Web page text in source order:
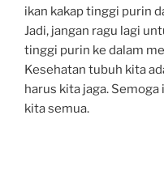
ikan kakap tinggi purin
Jadi, jangan ragu lagi
tinggi purin ke dalam
Kesehatan tubuh kita
harus kita jaga.
kita semua.